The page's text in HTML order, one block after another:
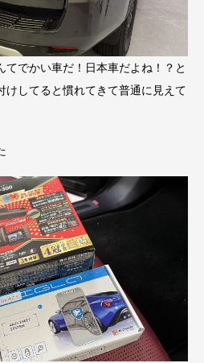
でかい車だ！日本車だよね！？と
けしてると慣れてきて普通に見えて